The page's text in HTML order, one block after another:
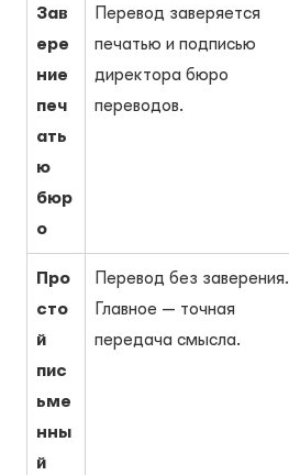
Зав
ере
ние
печ
ать
ю
бюр
о
Перевод заверяется
печатью и подписью
директора бюро
переводов.
Про
сто
й
пис
ьме
нны
й
Перевод без заверения.
Главное — точная
передача смысла.